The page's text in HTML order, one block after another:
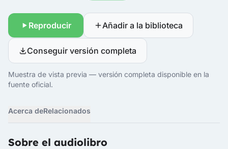
Reproducir Añadir a la biblioteca
Conseguir versión completa
Muestra de vista previa — versión completa disponible en la
fuente oficial.
Acerca deRelacionados
Sobre el audiolibro